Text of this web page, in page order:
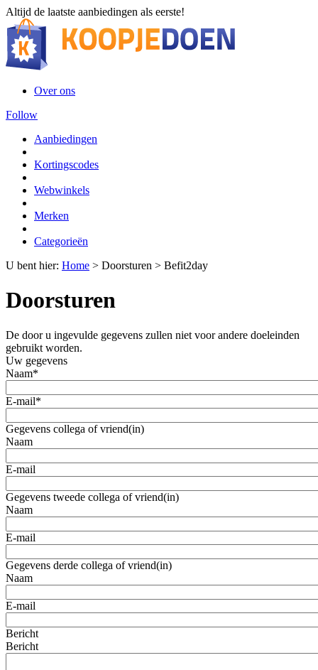
Altijd de laatste aanbiedingen als eerste!
Over ons
Follow
Aanbiedingen
Kortingscodes
Webwinkels
Merken
Categorieën
U bent hier: Home > Doorsturen > Befit2day
Doorsturen
De door u ingevulde gegevens zullen niet voor andere doeleinden
gebruikt worden.
Uw gegevens
Naam*
E-mail*
Gegevens collega of vriend(in)
Naam
E-mail
Gegevens tweede collega of vriend(in)
Naam
E-mail
Gegevens derde collega of vriend(in)
Naam
E-mail
Bericht
Bericht